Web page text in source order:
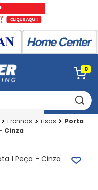
0
Fronhas Lisas
Porta
Cinza
1 Peça - Cinza